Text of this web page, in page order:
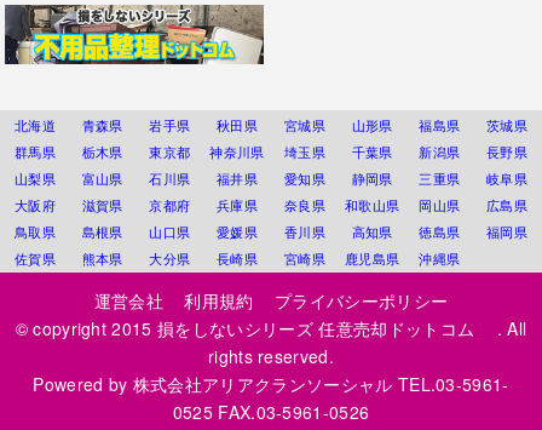
北海道 青森県 岩手県 秋田県 宮城県 山形県 福島県
茨城県
群馬県
栃木県 東京都 神奈川県 埼玉県 千葉県 新潟県
長野県
山梨県
富山県 石川県 福井県 愛知県 静岡県 三重県
岐阜県
大阪府
滋賀県 京都府 兵庫県 奈良県 和歌山県 岡山県
広島県
鳥取県
島根県 山口県 愛媛県 香川県 高知県 徳島県
福岡県
佐賀県
熊本県 大分県 長崎県 宮崎県 鹿児島県 沖縄県
運営会社 利用規約
プライバシーポリシー
© copyright 2015損をしないシリーズ 任意売却ドットコム
. All
rights reserved.
Powered by 株式会社アリアクランソーシャル TEL.03-5961-
0525 FAX.03-5961-0526